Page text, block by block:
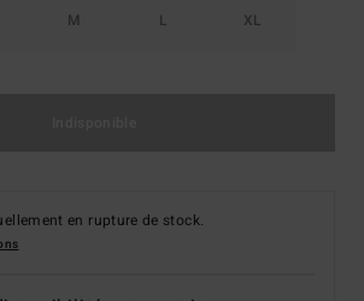
M L XL
en rupture de stock.